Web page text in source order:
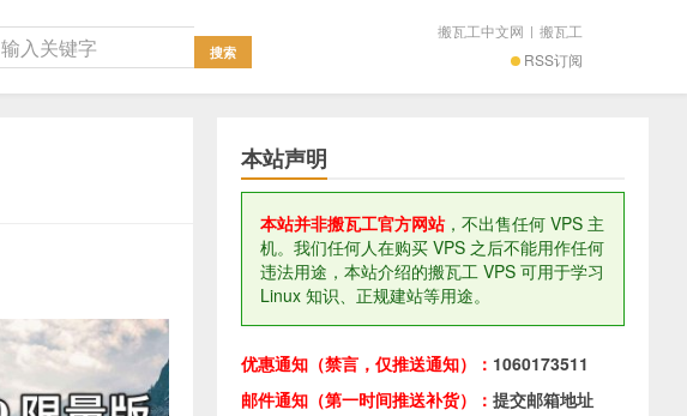
RSS订阅
搬瓦工中文网 | 搬瓦工
本站声明
本站并非搬瓦工官方网站，不出售任何 VPS 主
机。我们任何人在购买 VPS 之后不能用作任何
违法用途，本站介绍的搬瓦工 VPS 可用于学习
Linux 知识、正规建站等用途。
优惠通知（禁言，仅推送通知）： 1060173511
邮件通知（第一时间推送补货）： 提交邮箱地址